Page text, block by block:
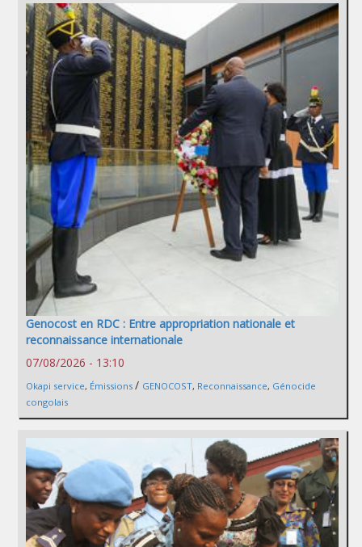
Genocost en RDC : Entre appropriation nationale et
reconnaissance internationale
07/08/2026 - 13:10
Okapi service, Émissions / GENOCOST, Reconnaissance, Génocide
congolais